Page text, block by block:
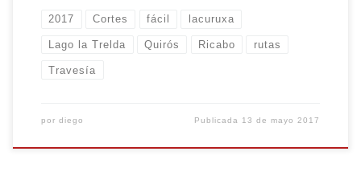
2017 Cortes fácil lacuruxa
Lago la Trelda Quirós Ricabo rutas
Travesía
por diego Publicada 13 de mayo 2017